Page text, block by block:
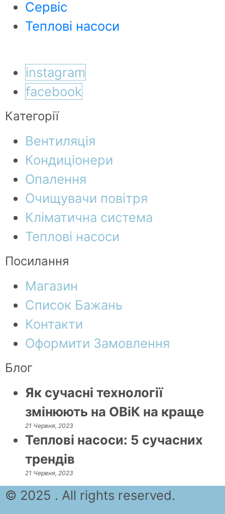
Сервіс
Теплові насоси
instagram
facebook
Категорії
Вентиляція
Кондиціонери
Опалення
Очищувачи повітря
Кліматична система
Теплові насоси
Посилання
Магазин
Список Бажань
Контакти
Оформити Замовлення
Блог
Як сучасні технології
змінюють на ОВіК на краще
21 Червня, 2023
Теплові насоси: 5 сучасних
трендів
21 Червня, 2023
© 2025 . All rights reserved.